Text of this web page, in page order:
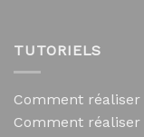
TUTORIELS
Comment
Comment